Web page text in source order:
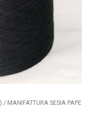
/ MANIFATTURA SESIA PAPE